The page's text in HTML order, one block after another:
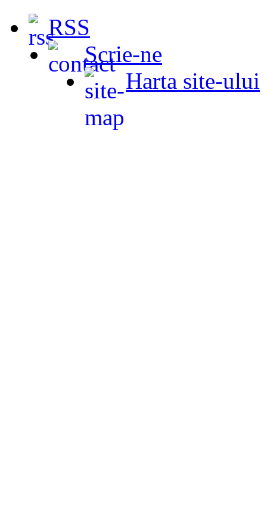
RSS
Scrie-ne
Harta site-ului